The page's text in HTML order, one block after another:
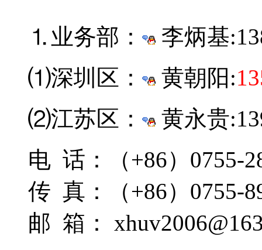
⒈业务部： 李炳基:
⑴深圳区：
黄朝阳:
⑵江苏区：
黄永贵
电 话：（+86）0755-
传 真：（+86）0755-
邮 箱：